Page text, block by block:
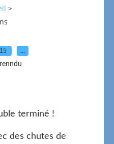
>
…
terminé !
des chutes de